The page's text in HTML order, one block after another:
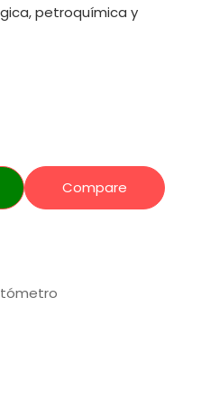
petroquímica y
Compare